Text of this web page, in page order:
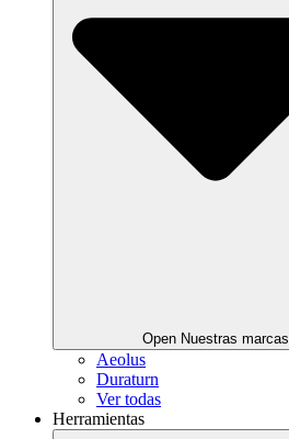
Open Nuestras marcas
Aeolus
Duraturn
Ver todas
Herramientas